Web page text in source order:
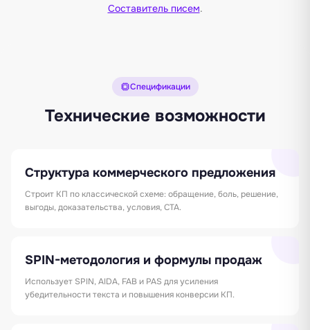
Составитель писем.
Спецификации
Технические возможности
Структура коммерческого предложения
Строит КП по классической схеме: обращение, боль, решение,
выгоды, доказательства, условия, CTA.
SPIN-методология и формулы продаж
Использует SPIN, AIDA, FAB и PAS для усиления
убедительности текста и повышения конверсии КП.